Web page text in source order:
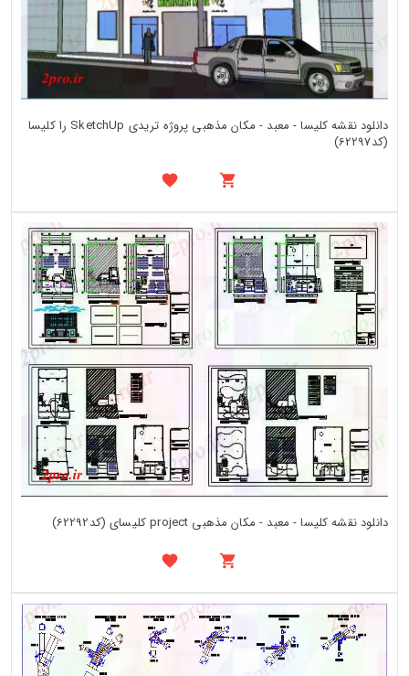
دانلود نقشه کلیسا - معبد - مکان مذهبی پروژه تریدی SketchUp را کلیسا
(کد62297)
دانلود نقشه کلیسا - معبد - مکان مذهبی project کلیسای (کد62292)